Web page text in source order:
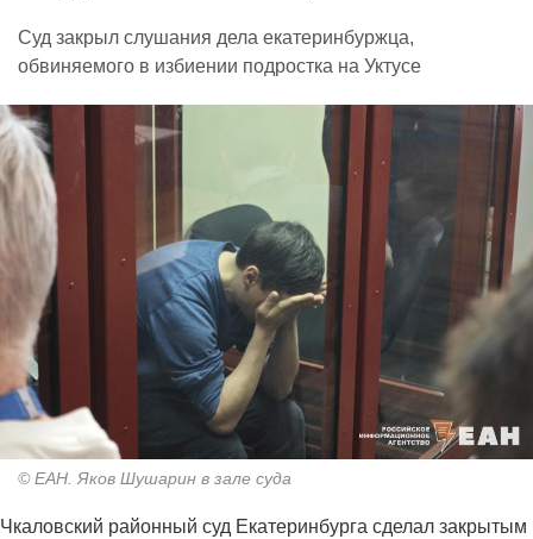
Суд закрыл слушания дела екатеринбуржца,
обвиняемого в избиении подростка на Уктусе
© ЕАН. Яков Шушарин в зале суда
Чкаловский районный суд Екатеринбурга сделал закрытым